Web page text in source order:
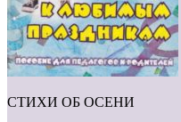
СТИХИ ОБ ОСЕНИ